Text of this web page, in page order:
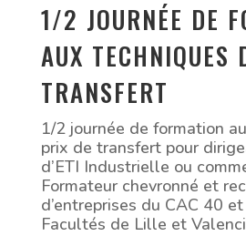
1/2 JOURNÉE DE
AUX TECHNIQUES
TRANSFERT
1/2 journée de formation
prix de transfert pour
d’ETI Industrielle ou
Formateur chevronné et
d’entreprises du CAC 40
Facultés de Lille et